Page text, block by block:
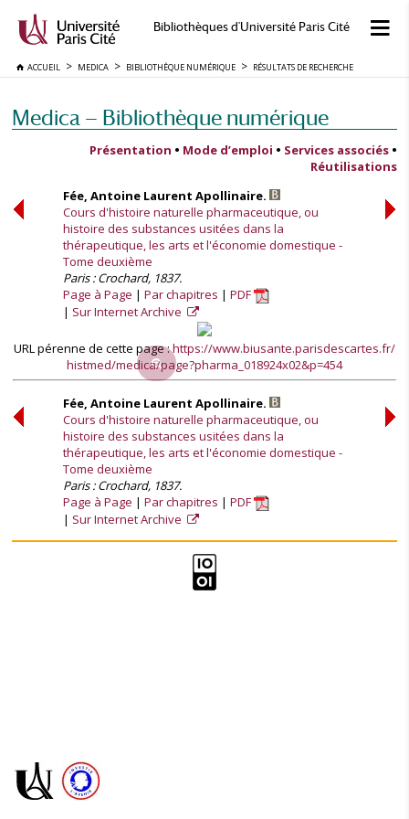
Bibliothèques d'Université Paris Cité
ACCUEIL MEDICA BIBLIOTHÈQUE NUMÉRIQUE RÉSULTATS DE RECHERCHE
Medica — Bibliothèque numérique
Présentation • Mode d’emploi • Services associés •
Réutilisations
Fée, Antoine Laurent Apollinaire.
Cours d'histoire naturelle pharmaceutique, ou
histoire des substances usitées dans la
thérapeutique, les arts et l'économie domestique -
Tome deuxième
Paris : Crochard, 1837.
Page à Page
Par chapitres
PDF
Sur Internet Archive
URL pérenne de cette page :https://www.biusante.parisdescartes.fr/
histmed/medica/page?pharma_018924x02&p=454
Fée, Antoine Laurent Apollinaire.
Cours d'histoire naturelle pharmaceutique, ou
histoire des substances usitées dans la
thérapeutique, les arts et l'économie domestique -
Tome deuxième
Paris : Crochard, 1837.
Page à Page
Par chapitres
PDF
Sur Internet Archive